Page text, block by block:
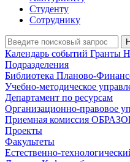
Студенту
Сотруднику
Календарь событий Гранты
Подразделения
Библиотека Планово-
Учебно-методическое
Департамент по ресурсам
Организационно-правовое
Приемная комиссия
Проекты
Факультеты
Естественно-